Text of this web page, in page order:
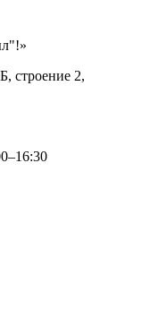
строение 2,